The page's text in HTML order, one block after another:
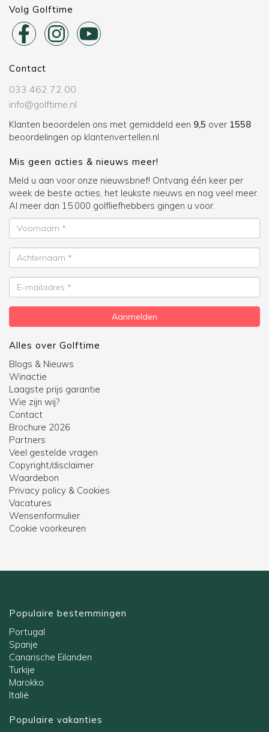
Volg Golftime
Contact
033 462 72 00
info@golftime.nl
Klanten beoordelen ons met gemiddeld een 9,5 over 1558
beoordelingen op klantenvertellen.nl
Mis geen acties & nieuws meer!
Meld u aan voor onze nieuwsbrief! Ontvang één keer per
week de beste acties, het leukste nieuws en nog veel meer.
Al meer dan 15.000 golfliefhebbers gingen u voor.
Voornaam
Achternaam
E-
mailadres
Aanmelden
Alles over Golftime
Blogs & Nieuws
Winactie
Laagste prijs garantie
Wie zijn wij?
Contact
Brochure 2026
Partners
Veel gestelde vragen
Copyright/disclaimer
Waardebon
Privacy policy & Cookies
Vacatures
Wensenformulier
Cookie voorkeuren
Populaire bestemmingen
Portugal
Spanje
Canarische Eilanden
Turkije
Marokko
Italië
Populaire vakanties